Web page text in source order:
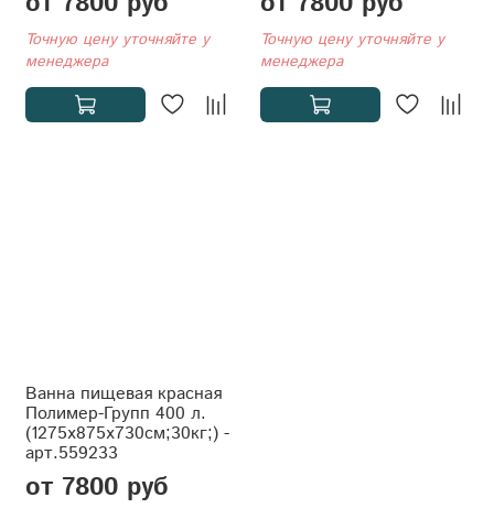
Точную цену уточняйте у
менеджера
Точную цену уточняйте у
менеджера
Ванна пищевая красная
Полимер-Групп 400 л.
(1275x875x730см;30кг;) -
арт.559233
от 7800 руб